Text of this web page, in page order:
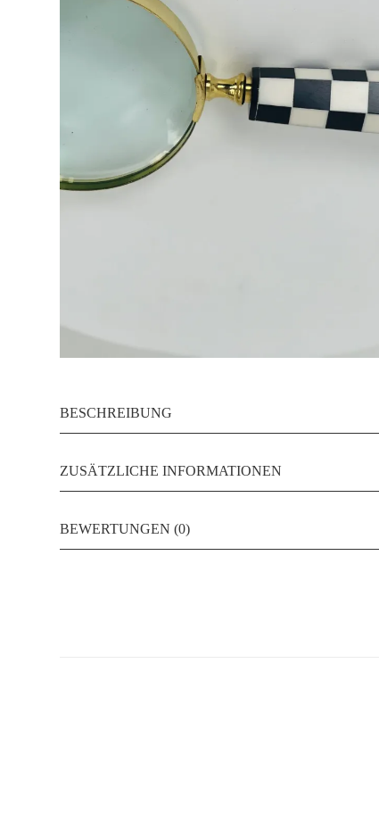
BESCHREIBUNG
ZUSÄTZLICHE INFORMATIONEN
BEWERTUNGEN (0)